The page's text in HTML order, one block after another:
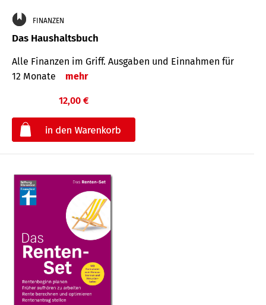
FINANZEN
Das Haushaltsbuch
Alle Finanzen im Griff. Aus­gaben und Ein­nahmen für
12 Monate
mehr
12,00 €